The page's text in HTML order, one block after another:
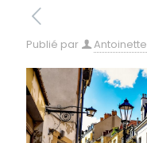
Publié par Antoinette